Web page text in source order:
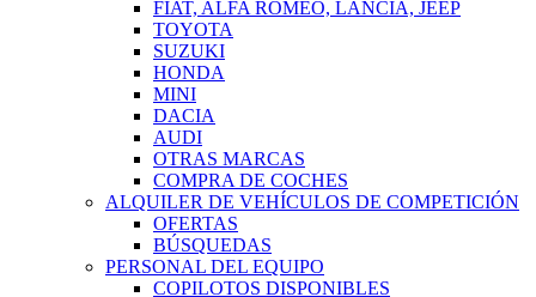
FIAT, ALFA ROMEO, LANCIA, JEEP
TOYOTA
SUZUKI
HONDA
MINI
DACIA
AUDI
OTRAS MARCAS
COMPRA DE COCHES
ALQUILER DE VEHÍCULOS DE COMPETICIÓN
OFERTAS
BÚSQUEDAS
PERSONAL DEL EQUIPO
COPILOTOS DISPONIBLES